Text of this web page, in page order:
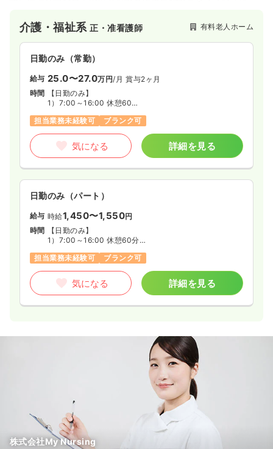
介護・福祉系正・准看護師 有料老人ホーム
日勤のみ（常勤）
給与 25.0〜27.0万円/月 賞与2ヶ月
時間
【日勤のみ】
1）7:00～16:00 休憩60分
3）10:00～19:00 休憩60分
担当業務未経験可 ブランク可
気になる 詳細を見る
日勤のみ（パート）
給与 時給1,450〜1,550円
時間
【日勤のみ】
1）7:00～16:00 休憩60分
3）7:00～19:00の間の6～8時間程度
※週3日～応相談
担当業務未経験可 ブランク可
気になる 詳細を見る
株式会社My Nursing